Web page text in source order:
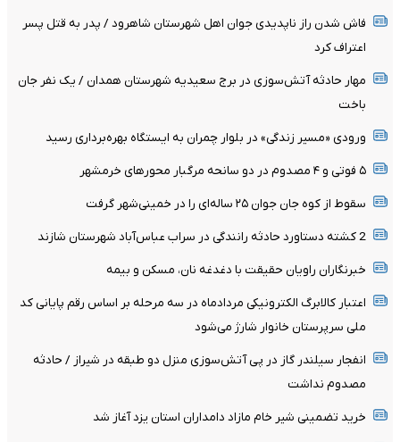
فاش شدن راز ناپدیدی جوان اهل شهرستان شاهرود / پدر به قتل پسر
اعتراف کرد
مهار حادثه آتش‌سوزی در برج سعیدیه شهرستان همدان / یک نفر جان
باخت
ورودی «مسیر زندگی» در بلوار چمران به ایستگاه بهره‌برداری رسید
۵ فوتی و ۴ مصدوم در دو سانحه مرگبار محورهای خرمشهر
سقوط از کوه جان جوان ۲۵ ساله‌ای را در خمینی‌شهر گرفت
2 کشته دستاورد حادثه رانندگی در سراب عباس‌آباد شهرستان شازند
خبرنگاران راویان حقیقت با دغدغه نان، مسکن و بیمه
اعتبار کالابرگ الکترونیکی مردادماه در سه مرحله بر اساس رقم پایانی کد
ملی سرپرستان خانوار شارژ می‌شود
انفجار سیلندر گاز در پی آتش‌سوزی منزل دو طبقه در شیراز / حادثه
مصدوم نداشت
خرید تضمینی شیر خام مازاد دامداران استان یزد آغاز شد